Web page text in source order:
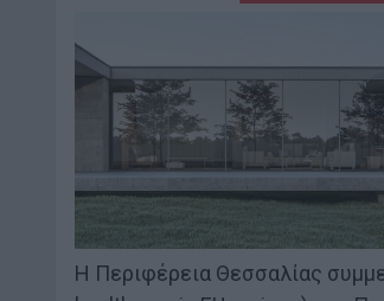
Η Περιφέρεια Θεσσαλίας